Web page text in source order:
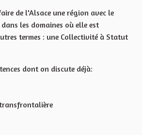
de l'Alsace une région avec le
les domaines où elle est
termes : une Collectivité à Statut
dont on discute déjà: